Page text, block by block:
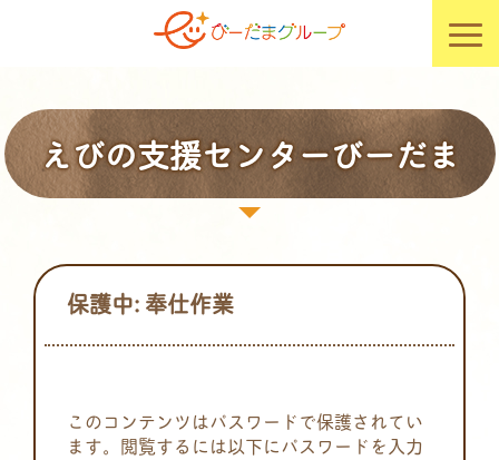
えびの支援センターびーだま
保護中: 奉仕作業
このコンテンツはパスワードで保護されてい
ます。閲覧するには以下にパスワードを入力